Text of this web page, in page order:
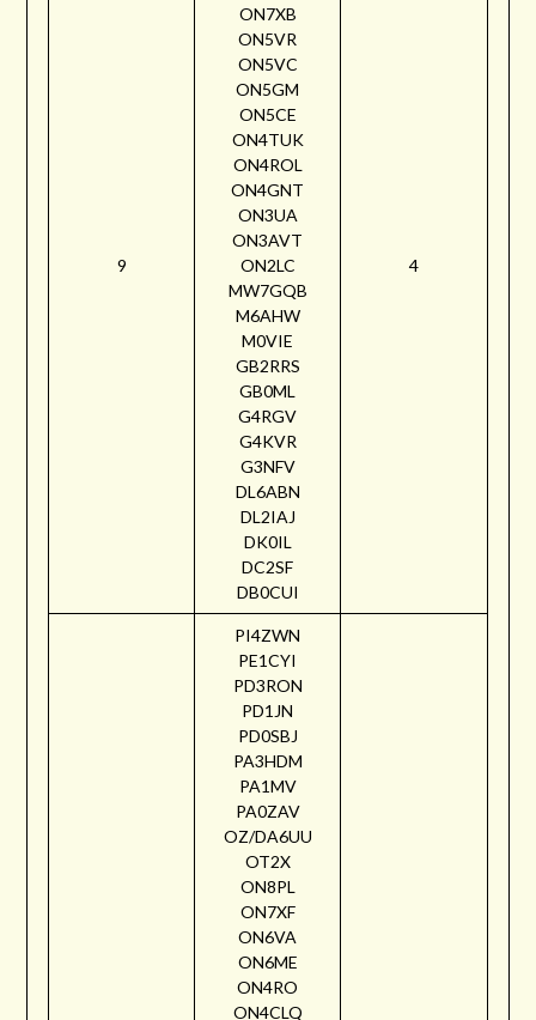
9
ON7XB
ON5VR
ON5VC
ON5GM
ON5CE
ON4TUK
ON4ROL
ON4GNT
ON3UA
ON3AVT
ON2LC
MW7GQB
M6AHW
M0VIE
GB2RRS
GB0ML
G4RGV
G4KVR
G3NFV
DL6ABN
DL2IAJ
DK0IL
DC2SF
DB0CUI
4
PI4ZWN
PE1CYI
PD3RON
PD1JN
PD0SBJ
PA3HDM
PA1MV
PA0ZAV
OZ/DA6UU
OT2X
ON8PL
ON7XF
ON6VA
ON6ME
ON4RO
ON4CLQ